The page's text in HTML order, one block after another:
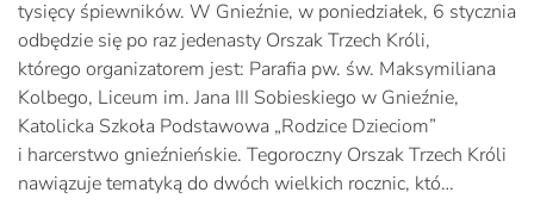
tysięcy śpiewników. W Gnieźnie, w poniedziałek, 6 stycznia
odbędzie się po raz jedenasty Orszak Trzech Króli,
którego organizatorem jest: Parafia pw. św. Maksymiliana
Kolbego, Liceum im. Jana III Sobieskiego w Gnieźnie,
Katolicka Szkoła Podstawowa „Rodzice Dzieciom”
i harcerstwo gnieźnieńskie. Tegoroczny Orszak Trzech Króli
nawiązuje tematyką do dwóch wielkich rocznic, któ…